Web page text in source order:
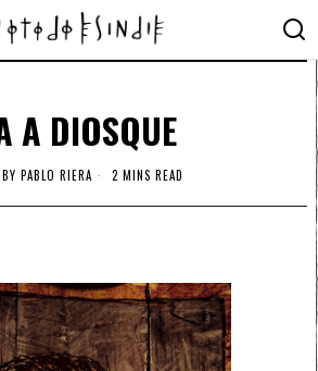
A DIOSQUE
BY PABLO RIERA 2 MINS READ